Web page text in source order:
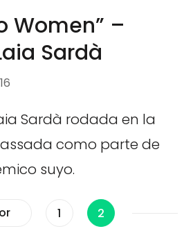
Women” –
Sardà
Sardà rodada en la
como parte de
suyo.
Página
1 Página
2